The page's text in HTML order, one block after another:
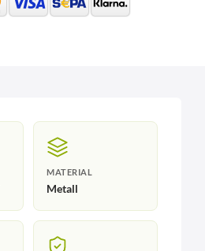
MATERIAL
Metall